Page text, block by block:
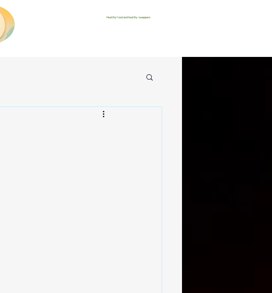
Healthy food and healthy swappers